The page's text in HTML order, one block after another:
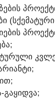
(ᲡᲥᲔᲛᲐᲢᲣᲠᲘ
ᲒᲐᲧᲘᲓᲕᲐ;